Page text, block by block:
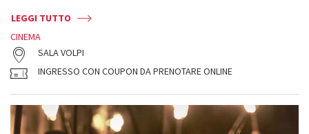
LEGGI TUTTO
CINEMA
SALA VOLPI
INGRESSO CON COUPON DA PRENOTARE ONLINE